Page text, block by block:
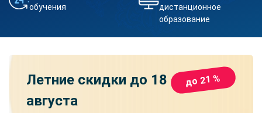
обучения
дистанционное
образование
Летние скидки до 18
августа
до 21 %